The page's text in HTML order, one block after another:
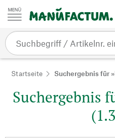
Zum Inhalt springen
Startseite Suchergebnis für
Suchergebnis